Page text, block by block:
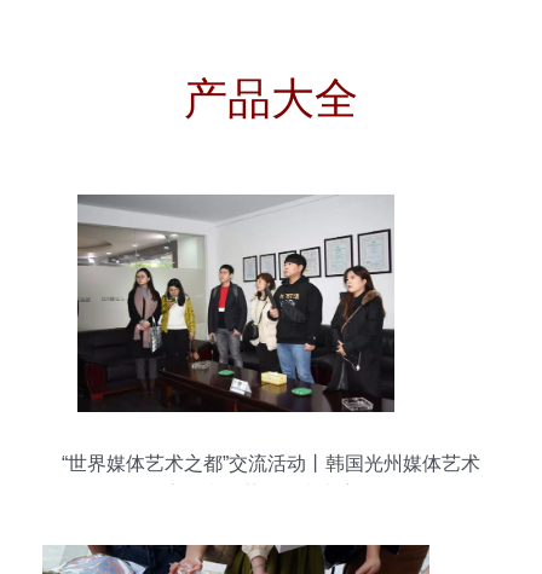
产品大全
“世界媒体艺术之都”交流活动丨韩国光州媒体艺术